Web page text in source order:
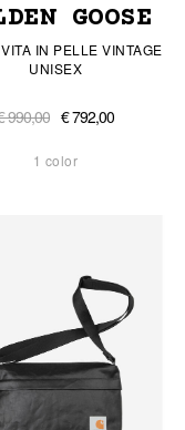
GOOSE
IN PELLE VINTAGE
UNISEX
990,00 € 792,00
1 color